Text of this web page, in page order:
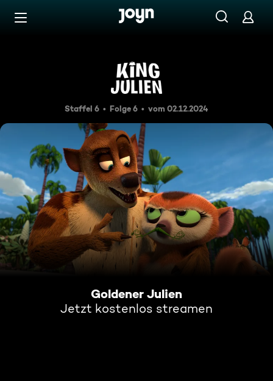
Zum Inhalt springen
Goldener Julien
Staffel 6 Folge 6 vom 02.12.2024
Goldener Julien
Jetzt kostenlos streamen